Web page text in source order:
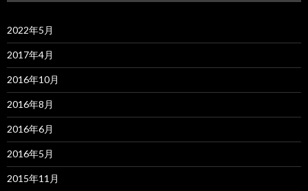
2022年5月
2017年4月
2016年10月
2016年8月
2016年6月
2016年5月
2015年11月